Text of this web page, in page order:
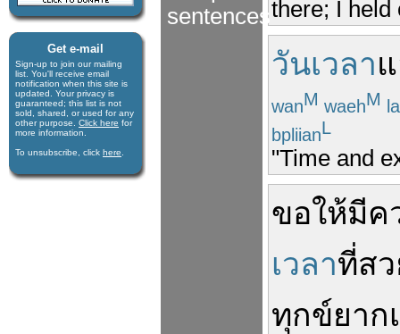
Get e-mail
Sign-up to join our mail­ing
list. You'll receive e­mail
notification when this site is
updated. Your privacy is
guaran­teed; this list is not
sold, shared, or used for any
other purpose. Click here for
more infor­mation.
To unsubscribe, click here
sentencesthere; I held
วันเวลา
wanM waehM
bpliianL
"Time and
ขอให้มีค
เวลาที่ส
ทุกข์ยาก